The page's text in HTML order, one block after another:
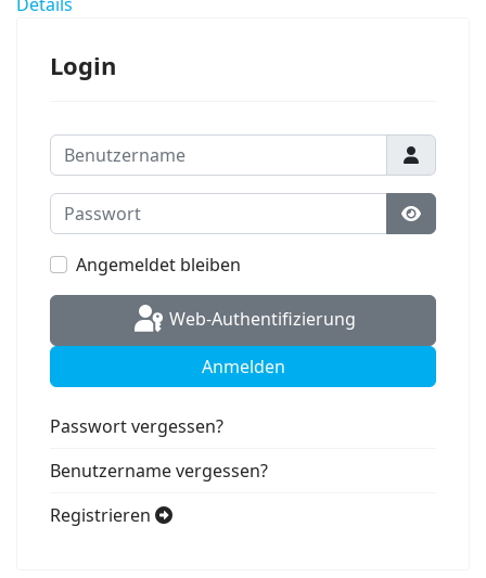
Login
Benutzername
Passwort
Angemeldet bleiben
Web-Authentifizierung
Anmelden
Passwort vergessen?
Benutzername vergessen?
Registrieren